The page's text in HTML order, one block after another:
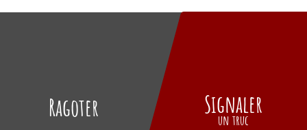
Ragoter Signaler
un truc